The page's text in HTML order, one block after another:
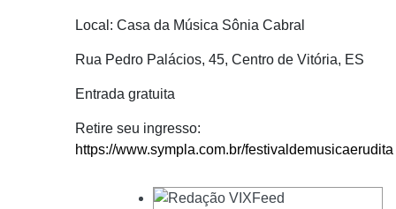
Local: Casa da Música Sônia Cabral
Rua Pedro Palácios, 45, Centro de Vitória, ES
Entrada gratuita
Retire seu ingresso:
https://www.sympla.com.br/festivaldemusicaerudita